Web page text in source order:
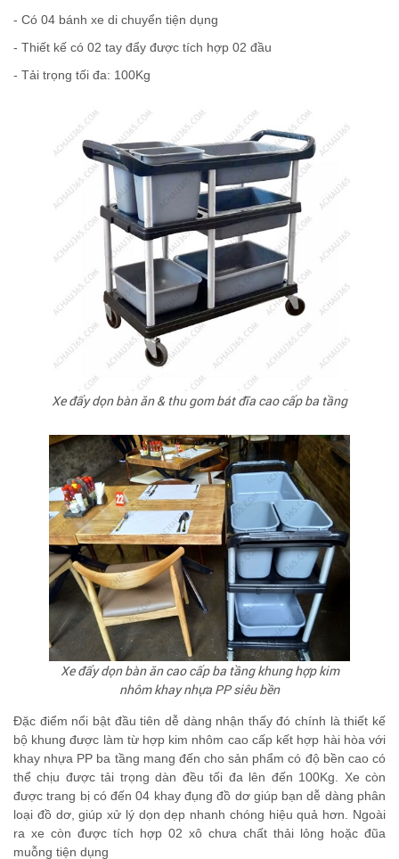
- Có 04 bánh xe di chuyển tiện dụng
- Thiết kế có 02 tay đẩy được tích hợp 02 đầu
- Tải trọng tối đa: 100Kg
Xe đẩy dọn bàn ăn & thu gom bát đĩa cao cấp ba tầng
Xe đẩy dọn bàn ăn cao cấp ba tầng khung hợp kim
nhôm khay nhựa PP siêu bền
Đặc điểm nổi bật đầu tiên dễ dàng nhận thấy đó chính là thiết kế
bộ khung được làm từ hợp kim nhôm cao cấp kết hợp hài hòa với
khay nhựa PP ba tầng mang đến cho sản phẩm có độ bền cao có
thể chịu được tải trọng dàn đều tối đa lên đến 100Kg. Xe còn
được trang bị có đến 04 khay đụng đồ dơ giúp bạn dễ dàng phân
loại đồ dơ, giúp xử lý dọn dẹp nhanh chóng hiệu quả hơn. Ngoài
ra xe còn được tích hợp 02 xô chưa chất thải lỏng hoặc đũa
muỗng tiện dụng